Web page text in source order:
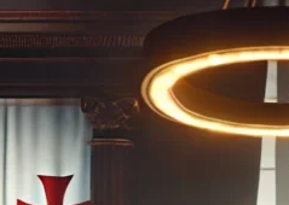
нового
другие
Самые
Грузии